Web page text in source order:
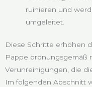
ruinieren und
umgeleitet.
Diese Schritte erhöhen
Pappe ordnungsgemäß
Verunreinigungen, die
Im folgenden Abschnitt